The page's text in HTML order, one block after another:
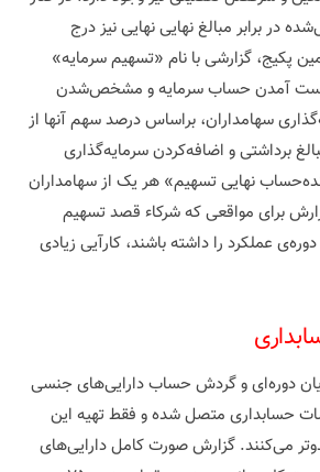
در برابر مبالغ نهایی نهایی نیز درج
پکیج، گزارشی با نام «تسهیم سرمایه»
آمدن حساب سرمایه و مشخص‌شدن
سهامداران، براساس درصد سهم آنها از
برداشتی و اضافه‌کردن سرمایه‌گذاری
نهایی تسهیم» هر یک از سهامداران
برای مواقعی که شرکاء قصد تسهیم‌
عملکرد را داشته باشند، کارآیی زیادی
دوره‌ای و گردش حساب دارایی‌های جنسی
حسابداری متصل شده و فقط تهیه این
می‌کنند. گزارش صورت کامل دارایی‌های